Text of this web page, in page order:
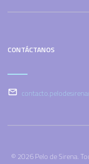
CONTÁCTANOS
© 2026 Pelo de Sirena.